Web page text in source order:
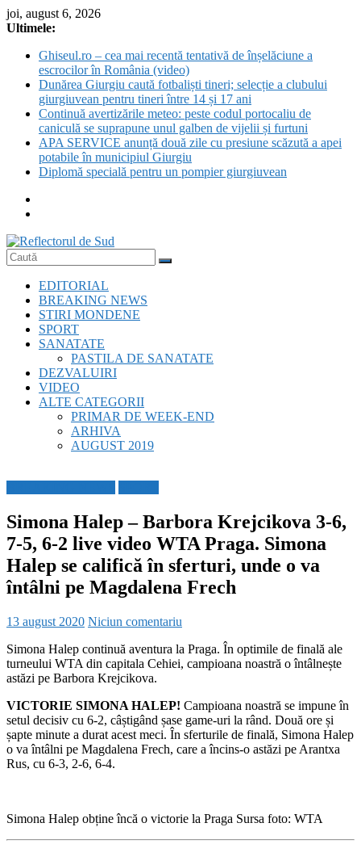
Skip
to
joi, august 6, 2026
Ultimele:
Ghiseul.ro – cea mai recentă tentativă de înșelăciune a
escrocilor în România (video)
Dunărea Giurgiu caută fotbaliști tineri; selecție a clubului
giurgiuvean pentru tineri între 14 și 17 ani
Continuă avertizările meteo: peste codul portocaliu de
caniculă se suprapune unul galben de vijelii și furtuni
APA SERVICE anunță două zile cu presiune scăzută a apei
potabile în municipiul Giurgiu
Diplomă specială pentru un pompier giurgiuvean
Reflectorul
Sud
EDITORIAL
BREAKING NEWS
STIRI MONDENE
SPORT
SANATATE
PASTILA DE SANATATE
DEZVALUIRI
VIDEO
ALTE CATEGORII
PRIMAR DE WEEK-END
ARHIVA
AUGUST 2019
Simona Halep – Barbora Krejcikova 3-6,
7-5, 6-2 live video WTA Praga. Simona
Halep se califică în sferturi, unde o va
întâlni pe Magdalena Frech
13 august 2020 Niciun comentariu
Simona Halep continuă aventura la Praga. În optimile de finală ale
turneului WTA din capitala Cehiei, campioana noastră o întâlnește
astăzi pe Barbora Krejcikova.
VICTORIE SIMONA HALEP! Campioana noastră se impune în
setul decisiv cu 6-2, câștigând șase game-uri la rând. Două ore și
șapte minute a durat acest meci. În sferturile de finală, Simona Halep
o va întâlni pe Magdalena Frech, care a încins-o astăzi pe Arantxa
Rus, cu 6-3, 2-6, 6-4.
Simona Halep obține încă o victorie la Praga Sursa foto: WTA